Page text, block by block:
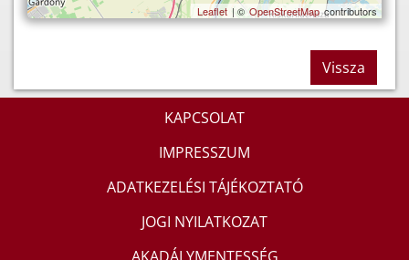
Leaflet | © OpenStreetMapcontributors
Vissza
KAPCSOLAT
IMPRESSZUM
ADATKEZELÉSI TÁJÉKOZTATÓ
JOGI NYILATKOZAT